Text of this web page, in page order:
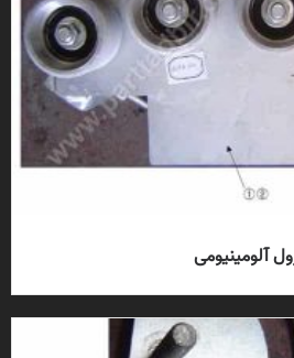
آلومینیومی